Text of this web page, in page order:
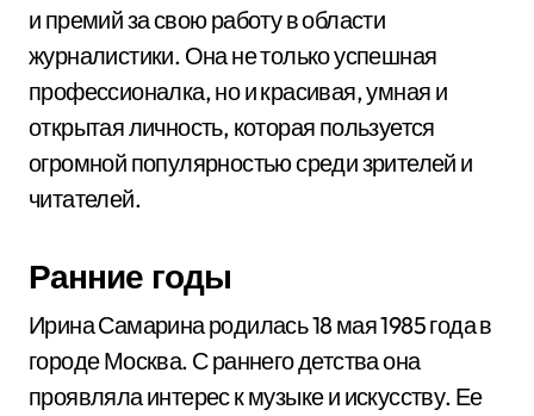
и премий за свою работу в области
журналистики. Она не только успешная
профессионалка, но и красивая, умная и
открытая личность, которая пользуется
огромной популярностью среди зрителей и
читателей.
Ранние годы
Ирина Самарина родилась 18 мая 1985 года в
городе Москва. С раннего детства она
проявляла интерес к музыке и искусству. Ее